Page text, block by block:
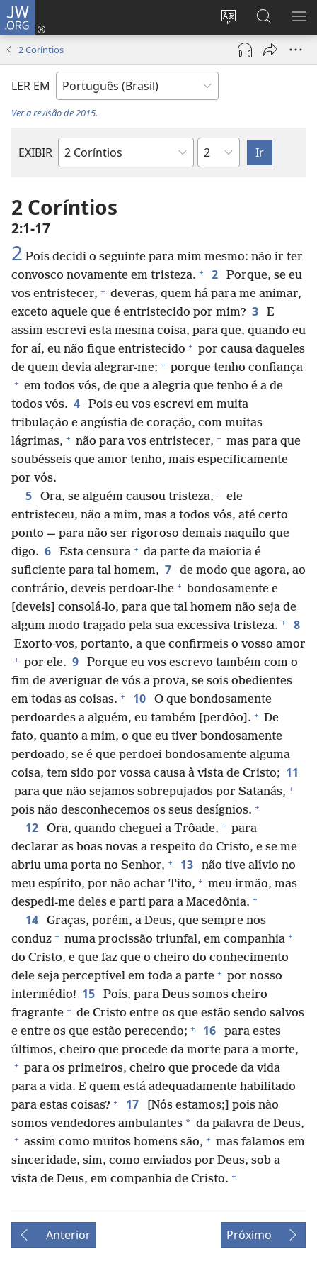
JW.ORG
Mudar
idioma
Log
(abre
janela)
Buscar
no
JW.ORG
2 Coríntios
LER EM
Ver a revisão de 2015.
EXIBIR
Livro
Capítulo
2 Coríntios
2:1-17
2 Pois decidi o seguinte para mim mesmo: não ir ter
convosco novamente em tristeza. + 2
Porque, se eu
vos entristecer, + deveras, quem há para me animar,
exceto aquele que é entristecido por mim? 3
E
assim escrevi esta mesma coisa, para que, quando eu
for aí, eu não fique entristecido + por causa daqueles
de quem devia alegrar-me; + porque tenho confiança
+ em todos vós, de que a alegria que tenho é a de
todos vós. 4
Pois eu vos escrevi em muita
tribulação e angústia de coração, com muitas
lágrimas, + não para vos entristecer, + mas para que
soubésseis que amor tenho, mais especificamente
por vós.
5 Ora, se alguém causou tristeza, + ele
entristeceu, não a mim, mas a todos vós, até certo
ponto — para não ser rigoroso demais naquilo que
digo. 6 Esta censura + da parte da maioria é
suficiente para tal homem, 7
de modo que agora, ao
contrário, deveis perdoar-lhe + bondosamente e
[deveis] consolá-lo, para que tal homem não seja de
algum modo tragado pela sua excessiva tristeza. + 8
Exorto-vos, portanto, a que confirmeis o vosso amor
+ por ele. 9
Porque eu vos escrevo também com o
fim de averiguar de vós a prova, se sois obedientes
em todas as coisas. + 10
O que bondosamente
perdoardes a alguém, eu também [perdôo]. + De
fato, quanto a mim, o que eu tiver bondosamente
perdoado, se é que perdoei bondosamente alguma
coisa, tem sido por vossa causa à vista de Cristo; 11
para que não sejamos sobrepujados por Satanás, +
pois não desconhecemos os seus desígnios. +
12 Ora, quando cheguei a Trôade, + para
declarar as boas novas a respeito do Cristo, e se me
abriu uma porta no Senhor, + 13
não tive alívio no
meu espírito, por não achar Tito, + meu irmão, mas
despedi-me deles e parti para a Macedônia. +
14
Graças, porém, a Deus, que sempre nos
conduz + numa procissão triunfal, em companhia +
do Cristo, e que faz que o cheiro do conhecimento
dele seja perceptível em toda a parte + por nosso
intermédio! 15
Pois, para Deus somos cheiro
fragrante + de Cristo entre os que estão sendo salvos
e entre os que estão perecendo; + 16
para estes
últimos, cheiro que procede da morte para a morte,
+ para os primeiros, cheiro que procede da vida
para a vida. E quem está adequadamente habilitado
para estas coisas? + 17
[Nós estamos;] pois não
somos vendedores ambulantes * da palavra de Deus,
+ assim como muitos homens são, + mas falamos em
sinceridade, sim, como enviados por Deus, sob a
vista de Deus, em companhia de Cristo. +
Anterior Próximo